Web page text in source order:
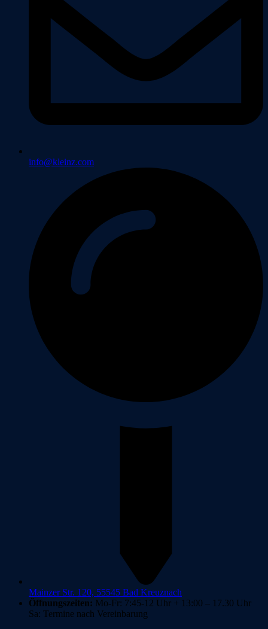
info@kleinz.com
Mainzer Str. 120, 55545 Bad Kreuznach
Öffnungszeiten: Mo-Fr: 7:45-12 Uhr + 13:00 – 17.30 Uhr
Sa: Termine nach Vereinbarung